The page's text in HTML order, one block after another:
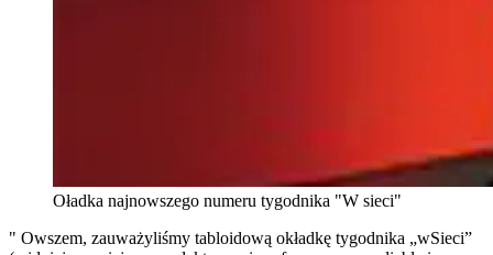
Oładka najnowszego numeru tygodnika "W sieci"
" Owszem, zauważyliśmy tabloidową okładkę tygodnika „wSieci”